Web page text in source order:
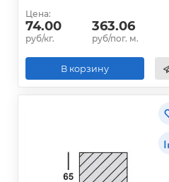
Цена:
74.00
руб/кг.
363.06
руб/пог. м.
В корзину